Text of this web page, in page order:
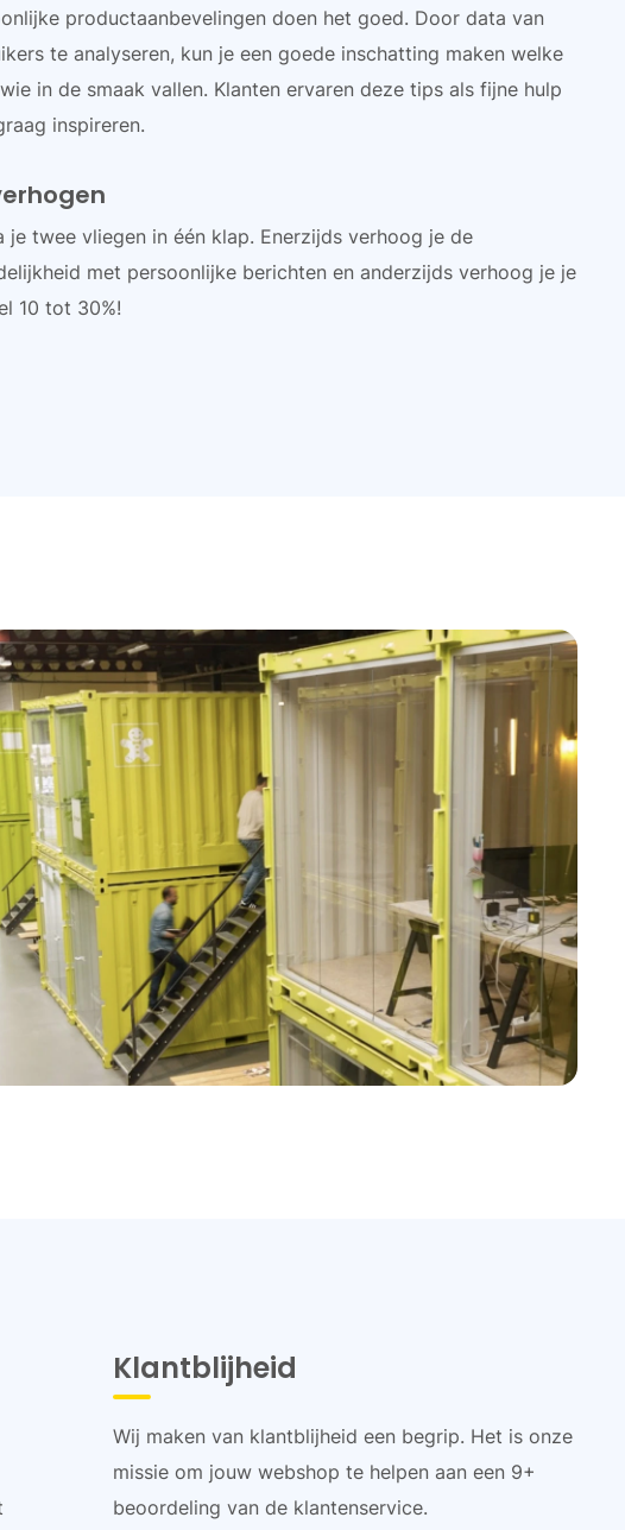
productaanbevelingen doen het goed. Door data van
te analyseren, kun je een goede inschatting maken welke
in de smaak vallen. Klanten ervaren deze tips als fijne hulp
inspireren.
je twee vliegen in één klap. Enerzijds verhoog je de
met persoonlijke berichten en anderzijds verhoog je je
10 tot 30%!
Klantblijheid
Wij maken van klantblijheid een begrip. Het is onze
missie om jouw webshop te helpen aan een 9+
beoordeling van de klantenservice.